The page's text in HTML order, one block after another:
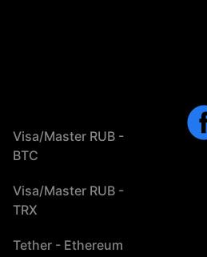
Visa/Master RUB -
BTC
Visa/Master RUB -
TRX
Tether - Ethereum